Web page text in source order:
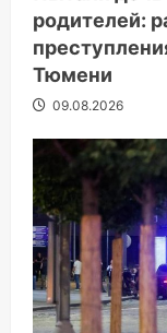
родителей:
Тюмени
09.08.2026